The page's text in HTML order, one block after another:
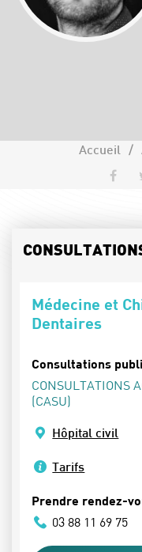
Accueil
Médecine et
Dentaires
Consultations
CONSULTATIONS
(CASU)
Hôpital civil
Tarifs
Prendre rendez-
03 88 11 69 75